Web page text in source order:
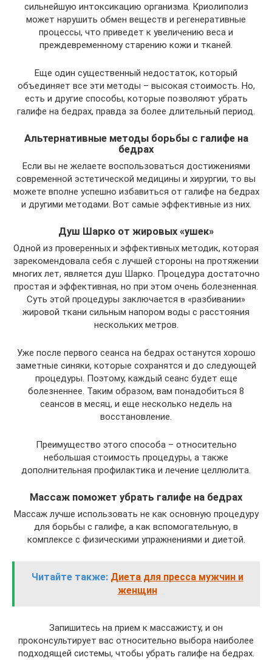
сильнейшую интоксикацию организма. Криолиполиз
может нарушить обмен веществ и регенеративные
процессы, что приведет к увеличению веса и
преждевременному старению кожи и тканей.
Еще один существенный недостаток, который
объединяет все эти методы – высокая стоимость. Но,
есть и другие способы, которые позволяют убрать
галифе на бедрах, правда за более длительный период.
Альтернативные методы борьбы с галифе на
бедрах
Если вы не желаете воспользоваться достижениями
современной эстетической медицины и хирургии, то вы
можете вполне успешно избавиться от галифе на бедрах
и другими методами. Вот самые эффективные из них.
Душ Шарко от жировых «ушек»
Одной из проверенных и эффективных методик, которая
зарекомендовала себя с лучшей стороны на протяжении
многих лет, является душ Шарко. Процедура достаточно
простая и эффективная, но при этом очень болезненная.
Суть этой процедуры заключается в «разбивании»
жировой ткани сильным напором воды с расстояния
нескольких метров.
Уже после первого сеанса на бедрах останутся хорошо
заметные синяки, которые сохранятся и до следующей
процедуры. Поэтому, каждый сеанс будет еще
болезненнее. Таким образом, вам понадобиться 8
сеансов в месяц, и еще несколько недель на
восстановление.
Преимущество этого способа – относительно
небольшая стоимость процедуры, а также
дополнительная профилактика и лечение целлюлита.
Массаж поможет убрать галифе на бедрах
Массаж лучше использовать не как основную процедуру
для борьбы с галифе, а как вспомогательную, в
комплексе с физическими упражнениями и диетой.
Читайте также: Диета для пресса мужчин и
женщин
Запишитесь на прием к массажисту, и он
проконсультирует вас относительно выбора наиболее
подходящей системы, чтобы убрать галифе на бедрах.